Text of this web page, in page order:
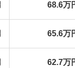
68.6万
65.6万
62.7万